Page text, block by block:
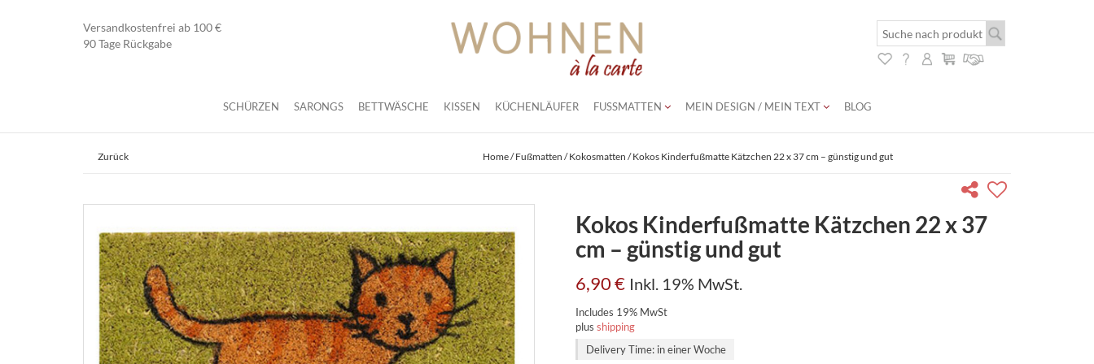
Versandkostenfrei ab 100 €
90 Tage Rückgabe
SCHÜRZEN SARONGS BETTWÄSCHE KISSEN KÜCHENLÄUFER FUSSMATTEN MEIN DESIGN / MEIN TEXT BLOG
Zurück Home/Fußmatten /Kokosmatten / Kokos Kinderfußmatte Kätzchen 22 x 37 cm – günstig und gut
Kokos Kinderfußmatte Kätzchen 22 x 37
cm – günstig und gut
6,90€ Inkl. 19% MwSt.
Includes 19% MwSt
plus shipping
Delivery Time: in einer Woche